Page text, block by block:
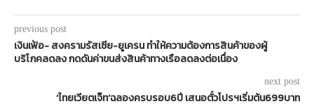
previous post
เงินเฟ้อ- สงครามรัสเซีย-ยูเครน ทำให้ความต้องการสินค้าของผู้
บริโภคลดลง กดดันค่าขนส่งสินค้าทางเรือลดลงต่อเนื่อง
next post
‘ไทยเวียตเจ็ท’ฉลองครบรอบ6ปี เสนอตั๋วโปรฯเริ่มต้น699บาท